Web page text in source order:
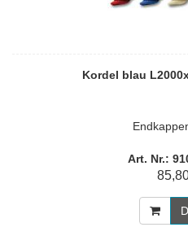
Kordel blau
Art. Nr.: